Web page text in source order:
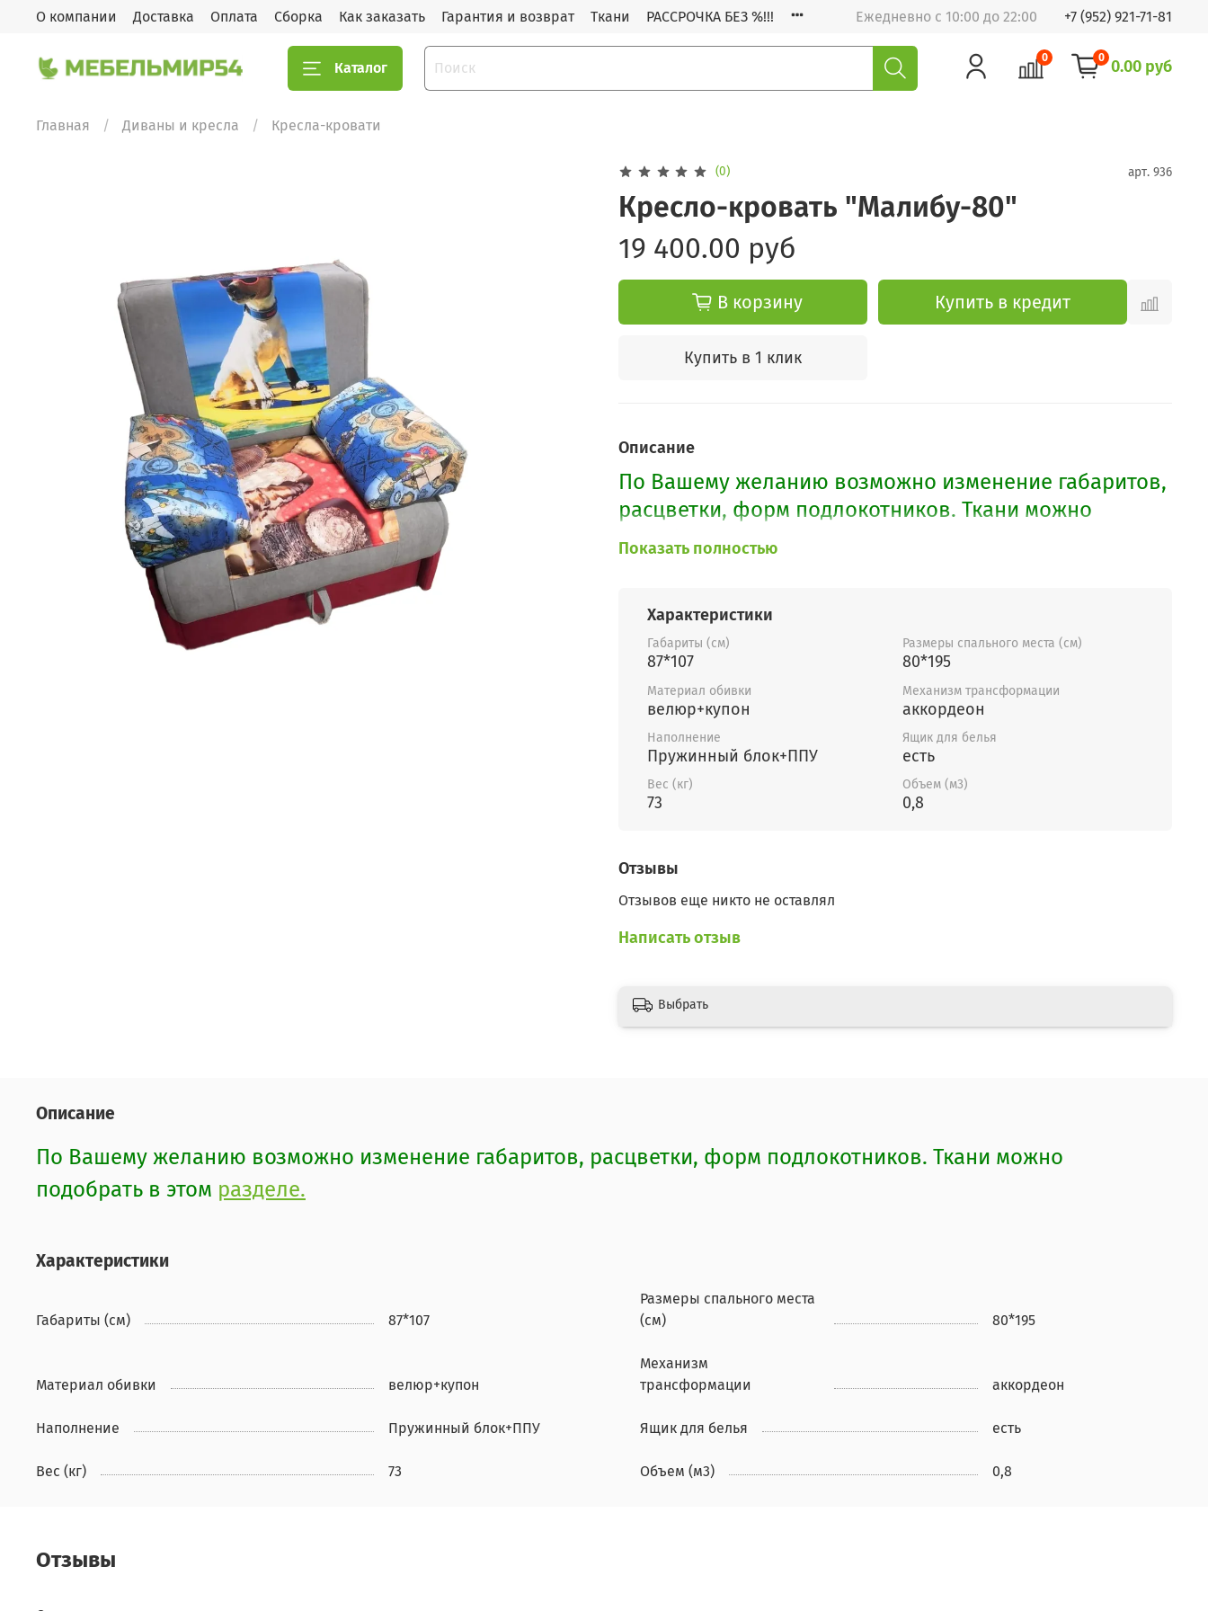
О компании Доставка Оплата Сборка Как заказать Гарантия и возврат Ткани РАССРОЧКА БЕЗ %!!! Ежедневно с 10:00 до 22:00 +7 (952) 921-71-81
Каталог
0 0 0.00 руб
Главная Диваны и кресла Кресла-кровати
(0) арт. 936
Кресло-кровать "Малибу-80"
19 400.00 руб
В корзину Купить в кредит
Купить в 1 клик
Описание
По Вашему желанию возможно изменение габаритов,
расцветки, форм подлокотников. Ткани можно
подобрать в этом
Показать полностью
Характеристики
Габариты (см)
87*107
Размеры спального места (см)
80*195
Материал обивки
велюр+купон
Механизм трансформации
аккордеон
Наполнение
Пружинный блок+ППУ
Ящик для белья
есть
Вес (кг)
73
Объем (м3)
0,8
Отзывы
Отзывов еще никто не оставлял
Написать отзыв
Выбрать
Описание
По Вашему желанию возможно изменение габаритов, расцветки, форм подлокотников. Ткани можно
подобрать в этом разделе.
Характеристики
Габариты (см) 87*107
Размеры спального места
(см)
80*195
Материал обивки велюр+купон
Механизм
трансформации
аккордеон
Наполнение Пружинный блок+ППУ Ящик для белья есть
Вес (кг) 73 Объем (м3) 0,8
Отзывы